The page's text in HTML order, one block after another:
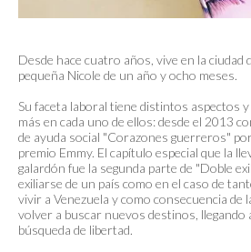
Desde hace cuatro años, vive en la ciudad
pequeña Nicole de un año y ocho meses.
Su faceta laboral tiene distintos aspectos
más en cada uno de ellos: desde el 2013
de ayuda social "Corazones guerreros"
premio Emmy. El capítulo especial que la
galardón fue la segunda parte de "Doble
exiliarse de un país como en el caso de
vivir a Venezuela y como consecuencia de
volver a buscar nuevos destinos, llegando
búsqueda de libertad.